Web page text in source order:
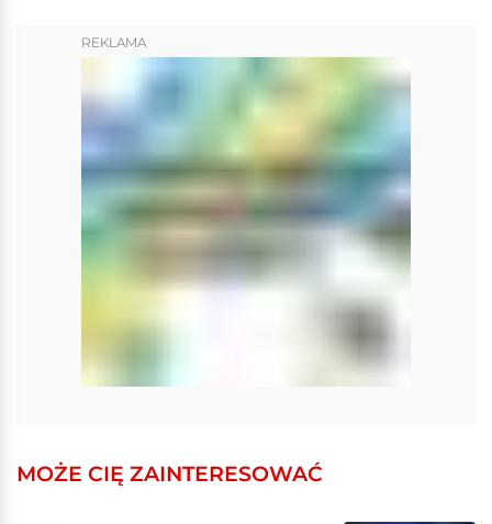
REKLAMA
MOŻE CIĘ ZAINTERESOWAĆ